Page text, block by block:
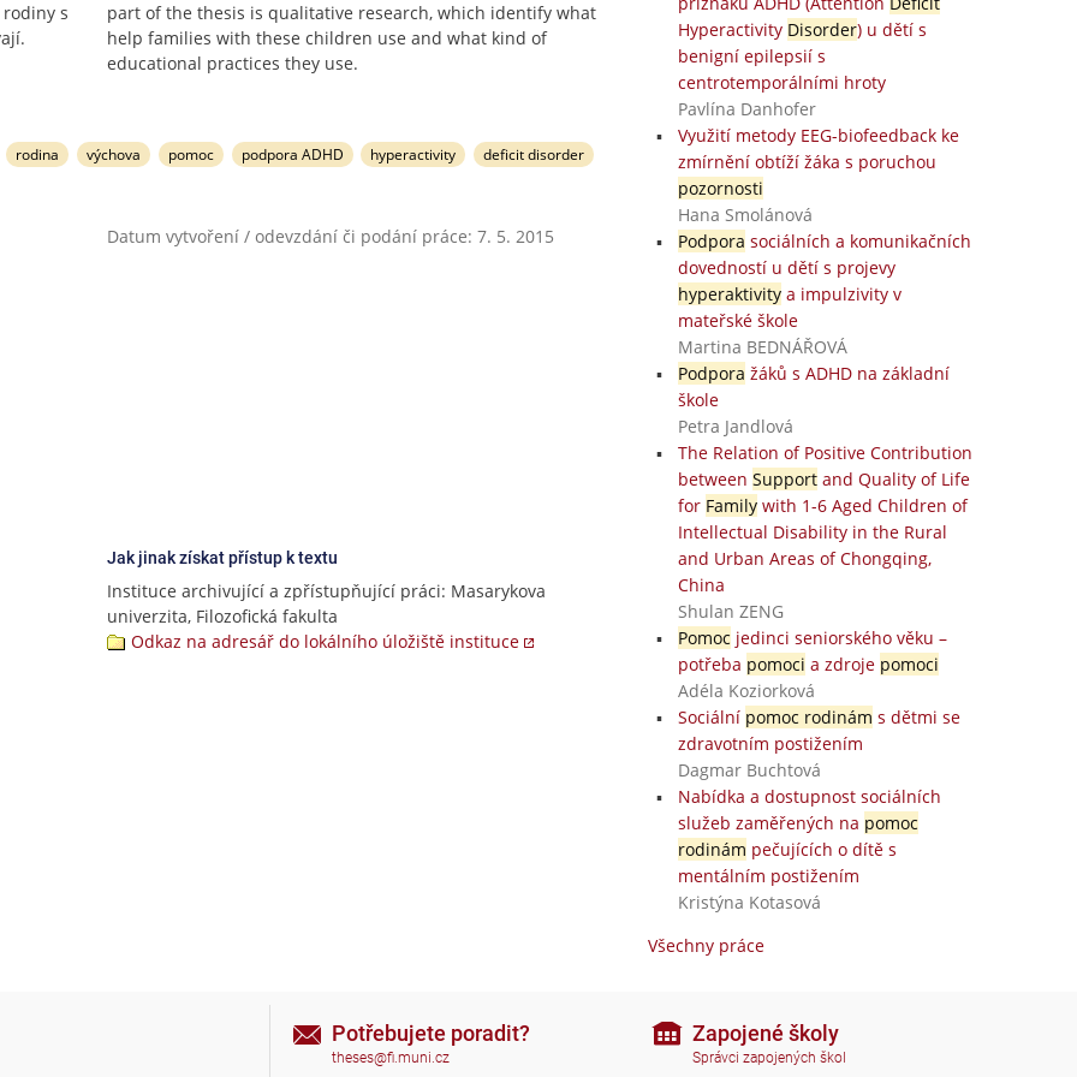
s
part of the thesis is qualitative research, which identify what
help families with these children use and what kind of
educational practices they use.
rodina výchova pomoc podpora ADHD hyperactivity deficit disorder
Datum vytvoření / odevzdání či podání práce: 7. 5. 2015
Jak jinak získat přístup k textu
Instituce archivující a zpřístupňující práci: Masarykova
univerzita, Filozofická fakulta
Odkaz na adresář do lokálního úložiště instituce
Hyperactivity Disorder) u dětí s
benigní epilepsií s
centrotemporálními hroty
Pavlína Danhofer
Využití metody EEG-biofeedback ke
zmírnění obtíží žáka s poruchou
pozornosti
Hana Smolánová
Podpora sociálních a komunikačních
dovedností u dětí s projevy
hyperaktivitya impulzivity v
mateřské škole
Martina BEDNÁŘOVÁ
Podpora žáků s ADHD na základní
škole
Petra Jandlová
The Relation of Positive Contribution
between Supportand Quality of Life
for Familywith 1-6 Aged Children of
Intellectual Disability in the Rural
and Urban Areas of Chongqing,
China
Shulan ZENG
Pomoc jedinci seniorského věku –
potřeba pomoci a zdroje pomoci
Adéla Koziorková
Sociální pomoc rodinám s dětmi se
zdravotním postižením
Dagmar Buchtová
Nabídka a dostupnost sociálních
služeb zaměřených na pomoc
rodinám pečujících o dítě s
mentálním postižením
Kristýna Kotasová
Všechny práce
Potřebujete poradit?
theses@fi.muni.cz
Zapojené školy
Správci zapojených škol